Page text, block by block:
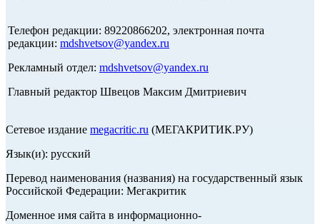
Телефон редакции: 89220866202, электронная почта
редакции: mdshvetsov@yandex.ru
Рекламный отдел: mdshvetsov@yandex.ru
Главный редактор Швецов Максим Дмитриевич
Сетевое издание megacritic.ru (МЕГАКРИТИК.РУ)
Язык(и): русский
Перевод наименования (названия) на государственный язык
Российской Федерации: Мегакритик
Доменное имя сайта в информационно-